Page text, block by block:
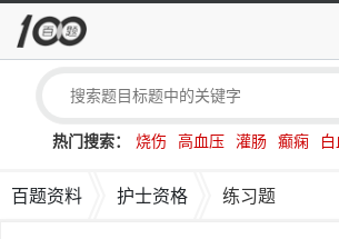
热门搜索： 烧伤 高血压 灌肠 癫痫
百题资料 护士资格 练习题